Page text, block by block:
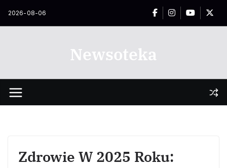
2026-08-06
Newsoteka
Zdrowie W 2025 Roku: